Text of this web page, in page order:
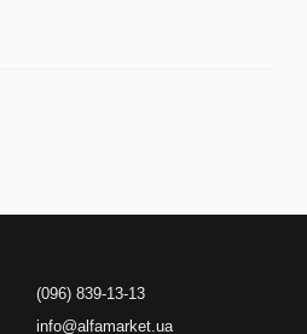
(096) 839-13-13
info@alfamarket.ua